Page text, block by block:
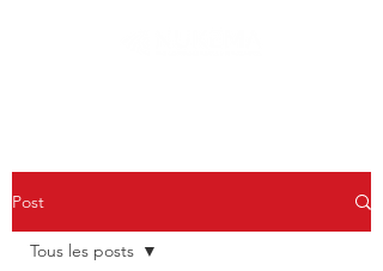
Post
Tous les posts